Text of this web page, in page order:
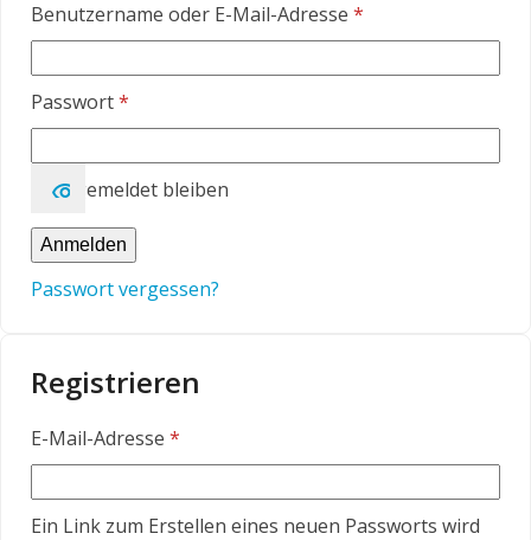
Benutzername oder E-Mail-Adresse *
Passwort*
Angemeldet bleiben
Anmelden
Passwort vergessen?
Registrieren
E-Mail-Adresse *
Ein Link zum Erstellen eines neuen Passworts wird